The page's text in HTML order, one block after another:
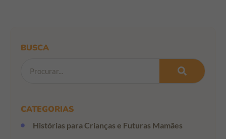
BUSCA
CATEGORIAS
Histórias para Crianças e Futuras Mamães